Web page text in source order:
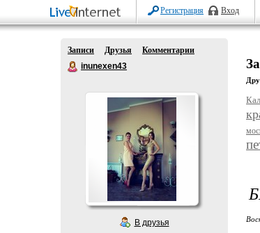
Регистрация Вход
Записи Друзья
Комментарии
inunexen43
В друзья